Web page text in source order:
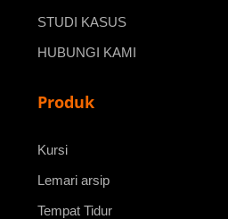
STUDI KASUS
HUBUNGI KAMI
Produk
Kursi
Lemari arsip
Tempat Tidur